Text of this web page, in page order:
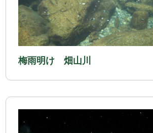
梅雨明け 畑山川